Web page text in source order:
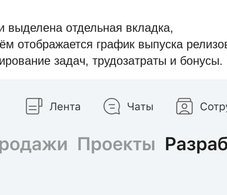
выделена отдельная вкладка,
отображается график выпуска
задач, трудозатраты и бонусы.